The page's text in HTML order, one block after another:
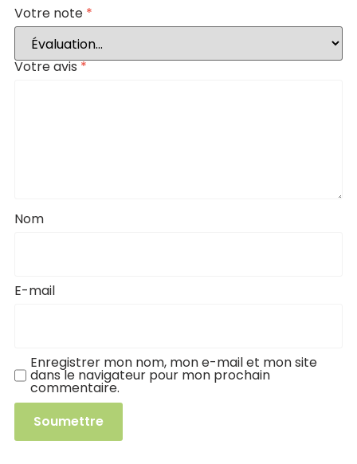
Votre note *
Votre avis*
Nom
E-mail
Enregistrer mon nom, mon e-mail et mon site
dans le navigateur pour mon prochain
commentaire.